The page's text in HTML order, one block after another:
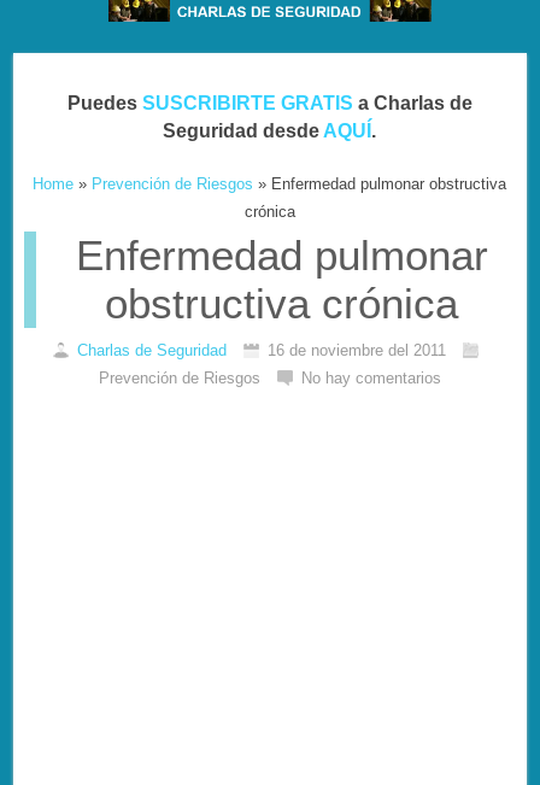
Puedes SUSCRIBIRTE GRATIS a Charlas de
Seguridad desde AQUÍ .
Home » Prevención de Riesgos » Enfermedad pulmonar obstructiva
crónica
Enfermedad pulmonar
obstructiva crónica
Charlas de Seguridad
16 de noviembre del 2011
Prevención de Riesgos
No hay comentarios